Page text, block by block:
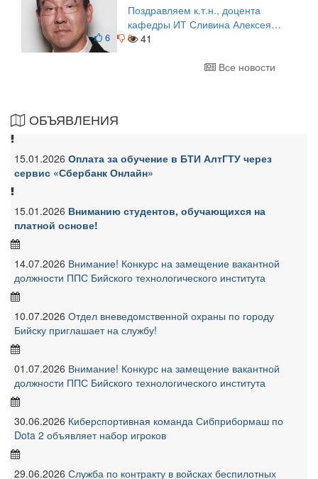
Поздравляем к.т.н., доцента
кафедры ИТ Сливина Алексея
Николаевича с юбилеем!
6 0 41
Все новости
ОБЪЯВЛЕНИЯ
15.01.2026 Оплата за обучение в БТИ АлтГТУ через
сервис «Сбербанк Онлайн»
15.01.2026 Вниманию студентов, обучающихся на
платной основе!
14.07.2026 Внимание! Конкурс на замещение вакантной
должности ППС Бийского технологического института
10.07.2026 Отдел вневедомственной охраны по городу
Бийску приглашает на службу!
01.07.2026 Внимание! Конкурс на замещение вакантной
должности ППС Бийского технологического института
30.06.2026 Киберспортивная команда Сибприбормаш по
Dota 2 объявляет набор игроков
29.06.2026 Служба по контракту в войсках беспилотных